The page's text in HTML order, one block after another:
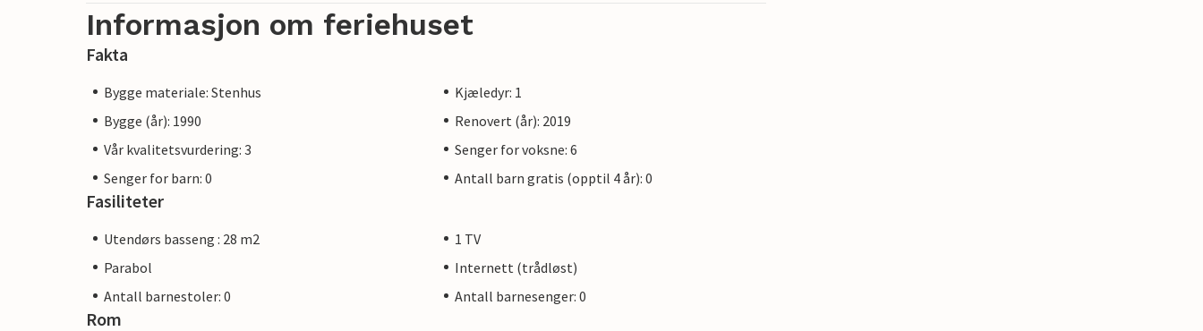
Informasjon om feriehuset
Fakta
Bygge materiale: Stenhus
Kjæledyr: 1
Bygge (år): 1990
Renovert (år): 2019
Vår kvalitetsvurdering: 3
Senger for voksne: 6
Senger for barn: 0
Antall barn gratis (opptil 4 år): 0
Fasiliteter
Utendørs basseng : 28 m2
1 TV
Parabol
Internett (trådløst)
Antall barnestoler: 0
Antall barnesenger: 0
Rom